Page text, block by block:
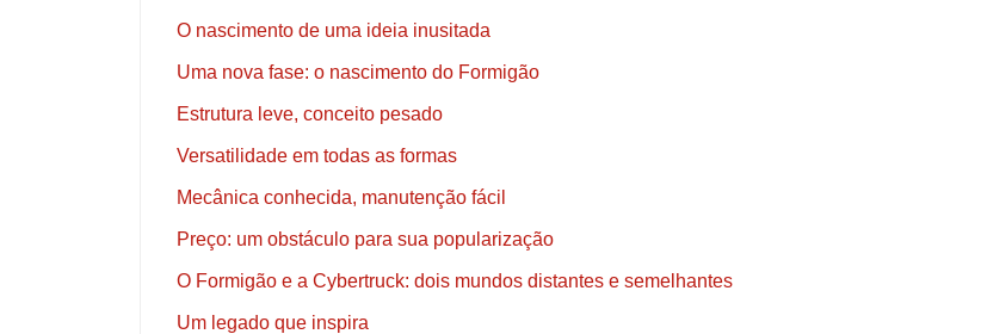
O nascimento de uma ideia inusitada
Uma nova fase: o nascimento do Formigão
Estrutura leve, conceito pesado
Versatilidade em todas as formas
Mecânica conhecida, manutenção fácil
Preço: um obstáculo para sua popularização
O Formigão e a Cybertruck: dois mundos distantes e semelhantes
Um legado que inspira